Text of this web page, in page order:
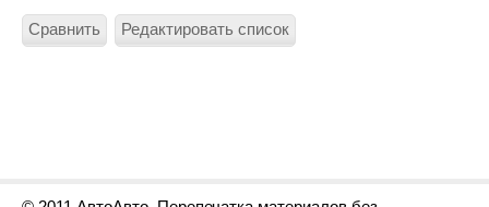
Сравнить Редактировать список